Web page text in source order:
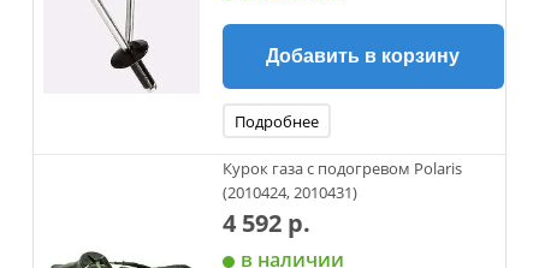
Добавить в корзину
Подробнее
Курок газа с подогревом Polaris
(2010424, 2010431)
4 592 р.
в наличии